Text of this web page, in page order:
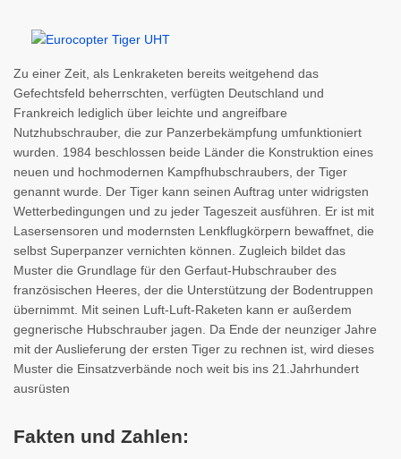
Zu einer Zeit, als Lenkraketen bereits weitgehend das
Gefechtsfeld beherrschten, verfügten Deutschland und
Frankreich lediglich über leichte und angreifbare
Nutzhubschrauber, die zur Panzerbekämpfung umfunktioniert
wurden. 1984 beschlossen beide Länder die Konstruktion eines
neuen und hochmodernen Kampfhubschraubers, der Tiger
genannt wurde. Der Tiger kann seinen Auftrag unter widrigsten
Wetterbedingungen und zu jeder Tageszeit ausführen. Er ist mit
Lasersensoren und modernsten Lenkflugkörpern bewaffnet, die
selbst Superpanzer vernichten können. Zugleich bildet das
Muster die Grundlage für den Gerfaut-Hubschrauber des
französischen Heeres, der die Unterstützung der Bodentruppen
übernimmt. Mit seinen Luft-Luft-Raketen kann er außerdem
gegnerische Hubschrauber jagen. Da Ende der neunziger Jahre
mit der Auslieferung der ersten Tiger zu rechnen ist, wird dieses
Muster die Einsatzverbände noch weit bis ins 21.Jahrhundert
ausrüsten
Fakten und Zahlen: